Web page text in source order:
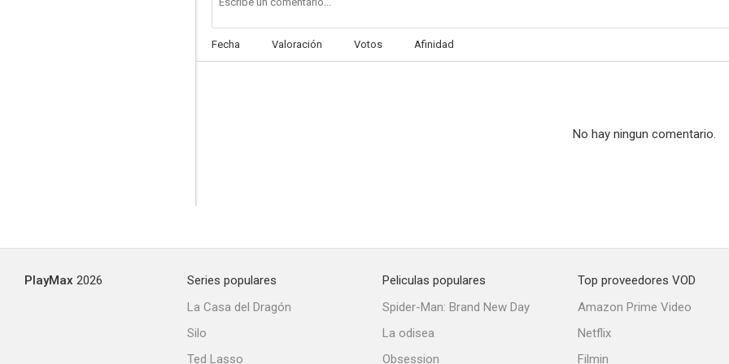
El camaleón El costo de la vida Robachicos
-- --
Fecha Valoración Votos Afinidad
No hay ningun comentario.
PlayMax 2026
Series populares
La Casa del Dragón
Silo
Ted Lasso
Peliculas populares
Spider-Man: Brand New Day
La odisea
Obsession
Top proveedores VOD
Amazon Prime Video
Netflix
Filmin